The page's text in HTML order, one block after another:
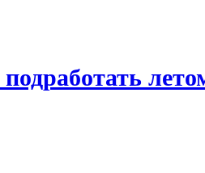
подработать